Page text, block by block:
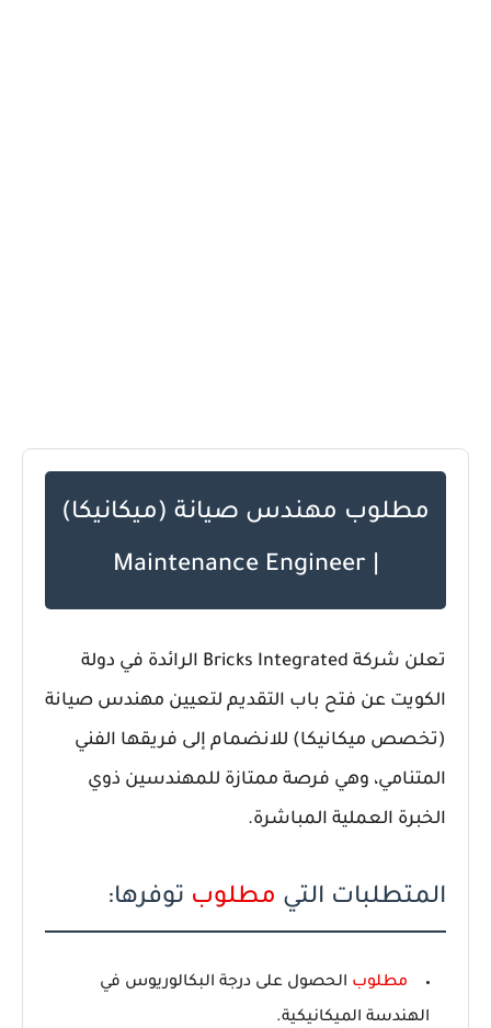
مطلوب مهندس صيانة (ميكانيكا)
| Maintenance Engineer
تعلن شركة Bricks Integrated الرائدة في دولة
الكويت عن فتح باب التقديم لتعيين مهندس صيانة
(تخصص ميكانيكا) للانضمام إلى فريقها الفني
المتنامي، وهي فرصة ممتازة للمهندسين ذوي
الخبرة العملية المباشرة.
المتطلبات التي مطلوب توفرها:
مطلوب الحصول على درجة البكالوريوس في
الهندسة الميكانيكية.